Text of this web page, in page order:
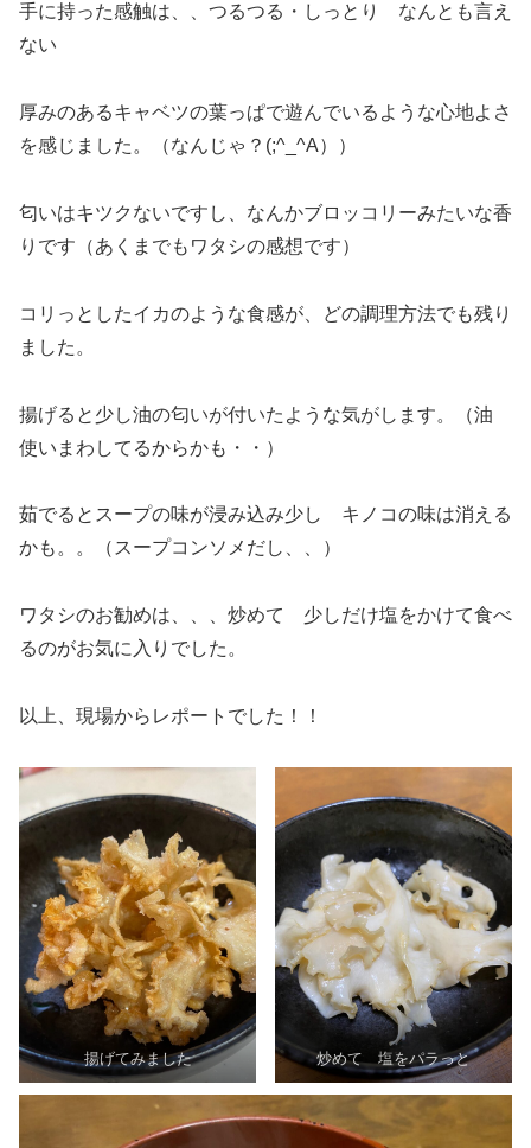
手に持った感触は、、つるつる・しっとり なんとも言え
ない
厚みのあるキャベツの葉っぱで遊んでいるような心地よさ
を感じました。（なんじゃ？(;^_^A））
匂いはキツクないですし、なんかブロッコリーみたいな香
りです（あくまでもワタシの感想です）
コリっとしたイカのような食感が、どの調理方法でも残り
ました。
揚げると少し油の匂いが付いたような気がします。（油
使いまわしてるからかも・・）
茹でるとスープの味が浸み込み少し キノコの味は消える
かも。。（スープコンソメだし、、）
ワタシのお勧めは、、、炒めて 少しだけ塩をかけて食べ
るのがお気に入りでした。
以上、現場からレポートでした！！
揚げてみました 炒めて 塩をパラっと